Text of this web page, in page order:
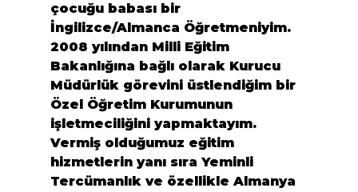
çocuğu babası bir
İngilizce/Almanca Öğretmeniyim.
2008 yılından Milli Eğitim
Bakanlığına bağlı olarak Kurucu
Müdürlük görevini üstlendiğim bir
Özel Öğretim Kurumunun
işletmeciliğini yapmaktayım.
Vermiş olduğumuz eğitim
hizmetlerin yanı sıra Yeminli
Tercümanlık ve özellikle Almanya